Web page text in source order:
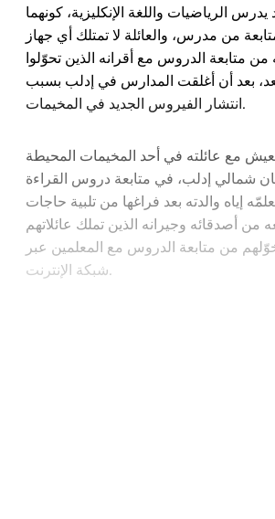
الرياضيات واللغة الإنكليزية، كونهما
من مدرس، والعائلة لا تمتلك أي جهاز
من متابعة الدروس مع أقرانه الذين تحوّلوا
بعد أن أغلقت المدارس في إدلب بسبب
انتشار الفيروس الجديد في المخيمات.
مع عائلته في أحد المخيمات المحيطة
شمالي إدلب، في متابعة دروس القراءة
إياه والدته بعد فراغها من تلبية حاجات
من أصدقائه وجيرانه الذين تملك عائلاتهم
من متابعة الدروس مع المعلمين عبر
شبكة الإنترنت.